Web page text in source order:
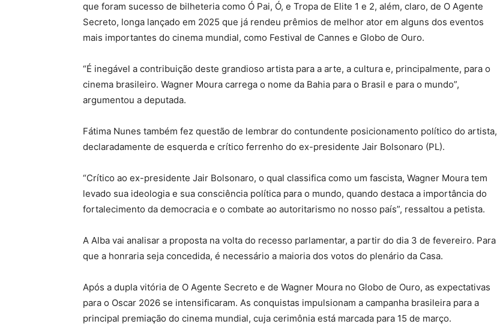
que foram sucesso de bilheteria como Ó Pai, Ó, e Tropa de Elite 1 e 2, além, claro, de O Agente
Secreto, longa lançado em 2025 que já rendeu prêmios de melhor ator em alguns dos eventos
mais importantes do cinema mundial, como Festival de Cannes e Globo de Ouro.
“É inegável a contribuição deste grandioso artista para a arte, a cultura e, principalmente, para o
cinema brasileiro. Wagner Moura carrega o nome da Bahia para o Brasil e para o mundo”,
argumentou a deputada.
Fátima Nunes também fez questão de lembrar do contundente posicionamento político do artista,
declaradamente de esquerda e crítico ferrenho do ex-presidente Jair Bolsonaro (PL).
“Crítico ao ex-presidente Jair Bolsonaro, o qual classifica como um fascista, Wagner Moura tem
levado sua ideologia e sua consciência política para o mundo, quando destaca a importância do
fortalecimento da democracia e o combate ao autoritarismo no nosso país”, ressaltou a petista.
A Alba vai analisar a proposta na volta do recesso parlamentar, a partir do dia 3 de fevereiro. Para
que a honraria seja concedida, é necessário a maioria dos votos do plenário da Casa.
Após a dupla vitória de O Agente Secreto e de Wagner Moura no Globo de Ouro, as expectativas
para o Oscar 2026 se intensificaram. As conquistas impulsionam a campanha brasileira para a
principal premiação do cinema mundial, cuja cerimônia está marcada para 15 de março.